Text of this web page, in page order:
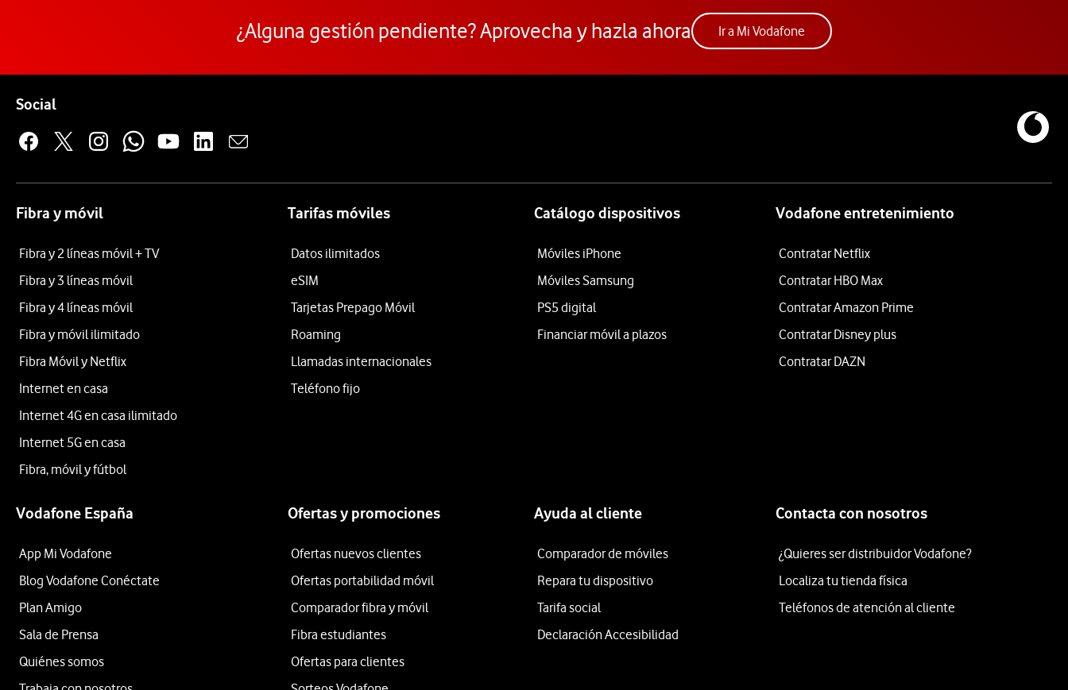
¿Alguna gestión pendiente? Aprovecha y hazla ahora Ir a Mi VodafoneAcceder a la app Mi Vodafone. Abre ventana
SocialEnlaces a las redes sociales de Vodafone
Fibra y móvil
Fibra y 2 líneas móvil + TV
Fibra y 3 líneas móvil
Fibra y 4 líneas móvil
Fibra y móvil ilimitado
Fibra Móvil y Netflix
Internet en casa
Internet 4G en casa ilimitado
Internet 5G en casa
Fibra, móvil y fútbol
Tarifas móviles
Datos ilimitados
eSIM
Tarjetas Prepago Móvil
Roaming
Llamadas internacionales
Teléfono fijo
Catálogo dispositivos
Móviles iPhone
Móviles Samsung
PS5 digital
Financiar móvil a plazos
Vodafone entretenimiento
Contratar Netflix
Contratar HBO Max
Contratar Amazon Prime
Contratar Disney plus
Contratar DAZN
Vodafone España
App Mi Vodafone
Blog Vodafone Conéctate
Plan Amigo
Sala de Prensa
Quiénes somos
Ofertas y promociones
Ofertas nuevos clientes
Ofertas portabilidad móvil
Comparador fibra y móvil
Fibra estudiantes
Ofertas para clientes
Ayuda al cliente
Comparador de móviles
Repara tu dispositivo
Tarifa social
Declaración Accesibilidad
Contacta con nosotros
¿Quieres ser distribuidor Vodafone?
Localiza tu tienda física
Teléfonos de atención al cliente